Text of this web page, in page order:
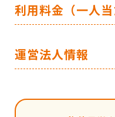
利用料金（一人当
運営法人情報